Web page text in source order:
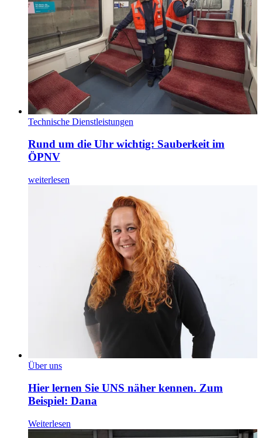
Technische Dienstleistungen
Rund um die Uhr wichtig: Sauberkeit im
ÖPNV
weiterlesen
Über uns
Hier lernen Sie UNS näher kennen. Zum
Beispiel: Dana
Weiterlesen